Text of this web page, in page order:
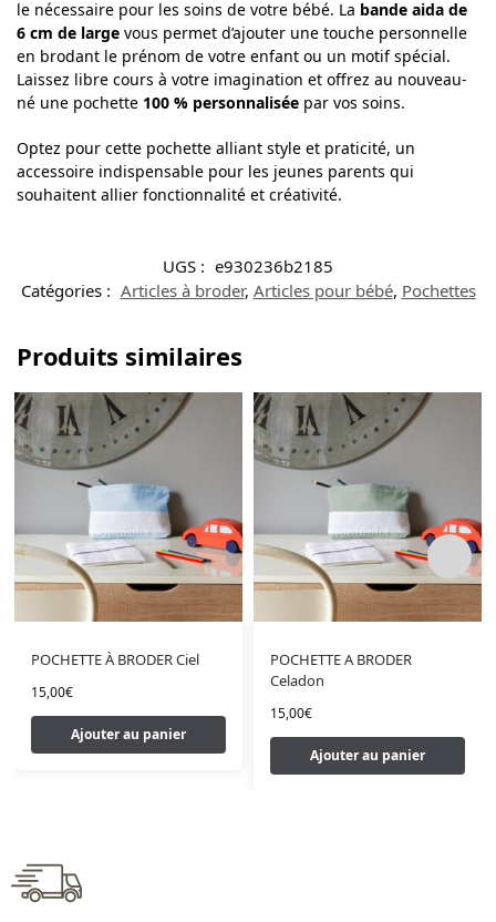
le nécessaire pour les soins de votre bébé. La bande aida de
6 cm de large vous permet d’ajouter une touche personnelle
en brodant le prénom de votre enfant ou un motif spécial.
Laissez libre cours à votre imagination et offrez au nouveau-
né une pochette 100 % personnalisée par vos soins.
Optez pour cette pochette alliant style et praticité, un
accessoire indispensable pour les jeunes parents qui
souhaitent allier fonctionnalité et créativité.
UGS : e930236b2185
Catégories : Articles à broder, Articles pour bébé, Pochettes
Produits similaires
POCHETTE À BRODER Ciel
15,00€
Ajouter au panier
POCHETTE A BRODER
Celadon
15,00€
Ajouter au panier